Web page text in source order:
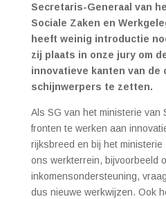
Secretaris-Generaal van
Sociale Zaken en
heeft weinig introductie
zij plaats in onze jury om
innovatieve kanten van de
schijnwerpers te zetten.
Als SG van het ministerie van
fronten te werken aan
rijksbreed en bij het ministerie
ons werkterrein, bijvoorbeeld
inkomensondersteuning,
dus nieuwe werkwijzen. Ook